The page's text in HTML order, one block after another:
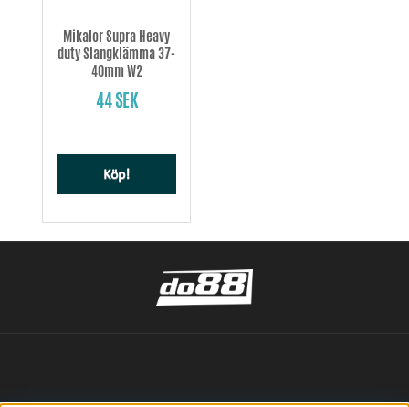
Mikalor Supra Heavy
duty Slangklämma 37-
40mm W2
44 SEK
Köp!